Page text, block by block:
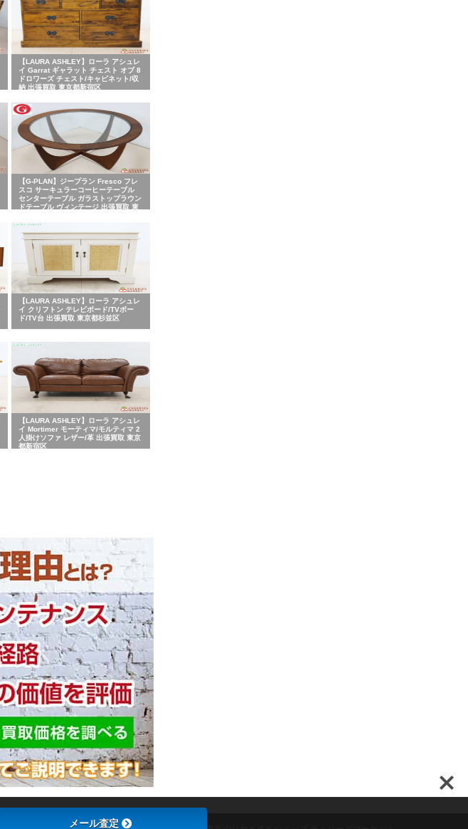
【LAURA ASHLEY】ローラ アシュレ
イ Garrat ギャラット チェスト オブ 8
ドロワーズ チェスト/キャビネット/収
納 出張買取 東京都新宿区
【G-PLAN】ジープラン Fresco フレ
スコ サーキュラーコーヒーテーブル
センターテーブル ガラストップラウン
ドテーブル ヴィンテージ 出張買取 東
【LAURA ASHLEY】ローラ アシュレ
イ クリフトン テレビボード/TVボー
ド/TV台 出張買取 東京都杉並区
【LAURA ASHLEY】ローラ アシュレ
イ Mortimer モーティマ/モルティマ 2
人掛けソファ レザー/革 出張買取 東京
都新宿区
メール査定